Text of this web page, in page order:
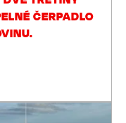
ČERPADLO